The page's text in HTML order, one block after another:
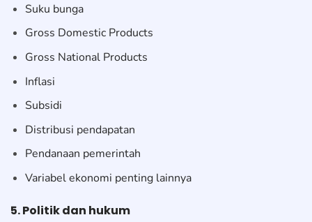
Suku bunga
Gross Domestic Products
Gross National Products
Inflasi
Subsidi
Distribusi pendapatan
Pendanaan pemerintah
Variabel ekonomi penting lainnya
5. Politik dan hukum